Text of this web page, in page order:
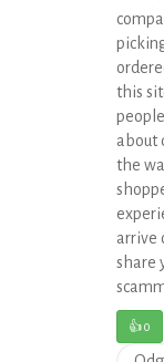
this
about
the
arrive
share
👍0